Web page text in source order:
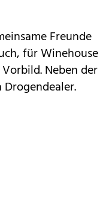
Freunde
für Winehouse
Neben der